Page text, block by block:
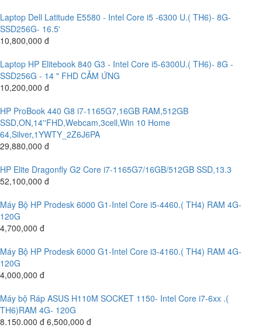
Laptop Dell Latitude E5580 - Intel Core i5 -6300 U.( TH6)- 8G-
SSD256G- 16.5'
10,800,000 đ
Laptop HP Elitebook 840 G3 - Intel Core i5-6300U.( TH6)- 8G -
SSD256G - 14 " FHD CẢM ỨNG
10,200,000 đ
HP ProBook 440 G8 i7-1165G7,16GB RAM,512GB
SSD,ON,14''FHD,Webcam,3cell,Win 10 Home
64,Silver,1YWTY_2Z6J6PA
29,880,000 đ
HP Elite Dragonfly G2 Core i7-1165G7/16GB/512GB SSD,13.3
52,100,000 đ
Máy Bộ HP Prodesk 6000 G1-Intel Core i5-4460.( TH4) RAM 4G-
120G
4,700,000 đ
Máy Bộ HP Prodesk 6000 G1-Intel Core i3-4160.( TH4) RAM 4G-
120G
4,000,000 đ
Máy bộ Ráp ASUS H110M SOCKET 1150- Intel Core i7-6xx .(
TH6)RAM 4G- 120G
8.150.000 đ 6,500,000 đ